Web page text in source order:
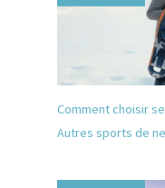
Comment choisir
Autres sports de